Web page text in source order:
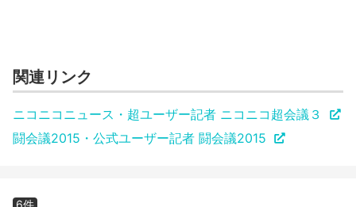
関連リンク
ニコニコニュース・超ユーザー記者 ニコニコ超会議３
闘会議2015・公式ユーザー記者 闘会議2015
6件